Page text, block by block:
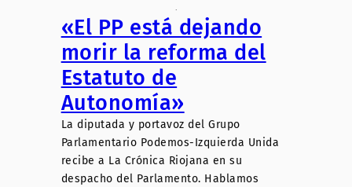
.
«El PP está dejando
morir la reforma del
Estatuto de
Autonomía»
La diputada y portavoz del Grupo
Parlamentario Podemos-Izquierda Unida
recibe a La Crónica Riojana en su
despacho del Parlamento. Hablamos